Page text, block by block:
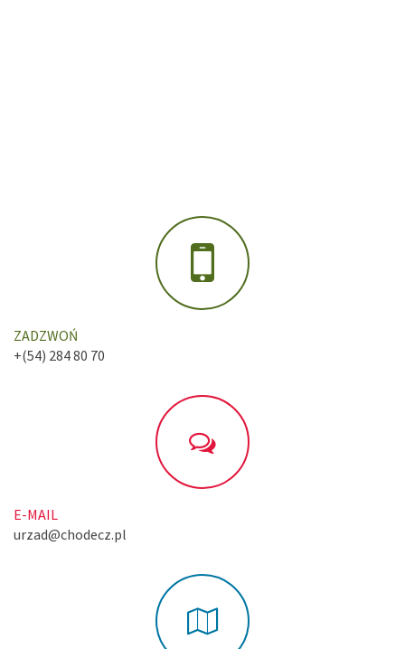
ZADZWOŃ
+(54) 284 80 70
E-MAIL
urzad@chodecz.pl